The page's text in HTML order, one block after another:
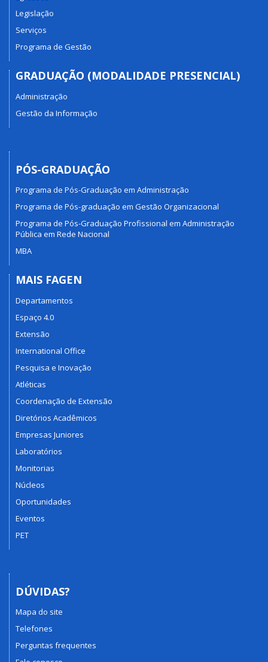
Legislação
Serviços
Programa de Gestão
GRADUAÇÃO (MODALIDADE PRESENCIAL)
Administração
Gestão da Informação
PÓS-GRADUAÇÃO
Programa de Pós-Graduação em Administração
Programa de Pós-graduação em Gestão Organizacional
Programa de Pós-Graduação Profissional em Administração
Pública em Rede Nacional
MBA
MAIS FAGEN
Departamentos
Espaço 4.0
Extensão
International Office
Pesquisa e Inovação
Atléticas
Coordenação de Extensão
Diretórios Acadêmicos
Empresas Juniores
Laboratórios
Monitorias
Núcleos
Oportunidades
Eventos
PET
DÚVIDAS?
Mapa do site
Telefones
Perguntas frequentes